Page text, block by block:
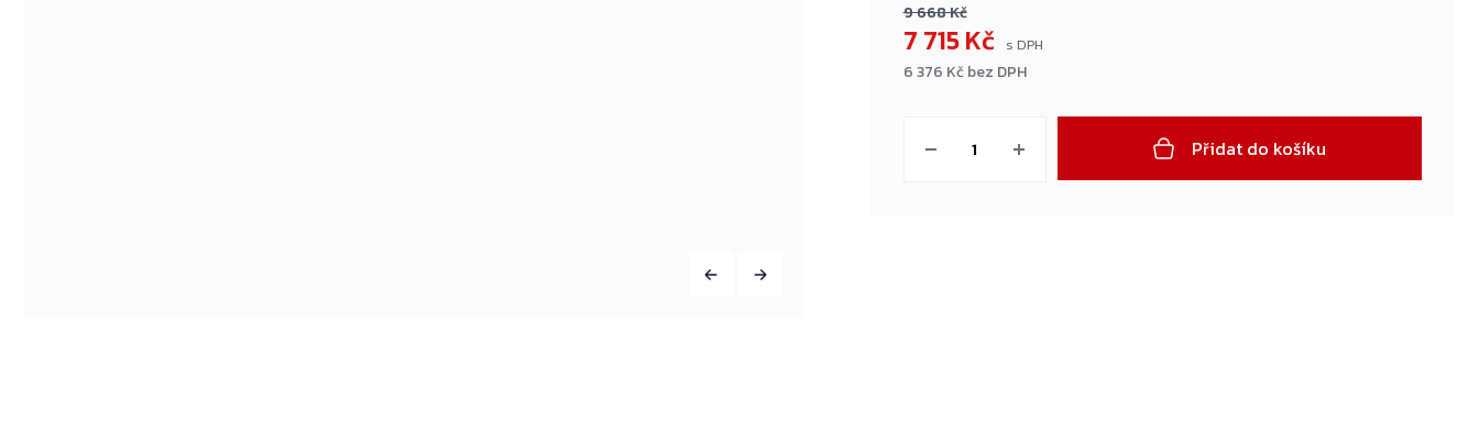
9 668 Kč
7 715 Kč
6 376 Kč bez DPH
Přidat do košíku